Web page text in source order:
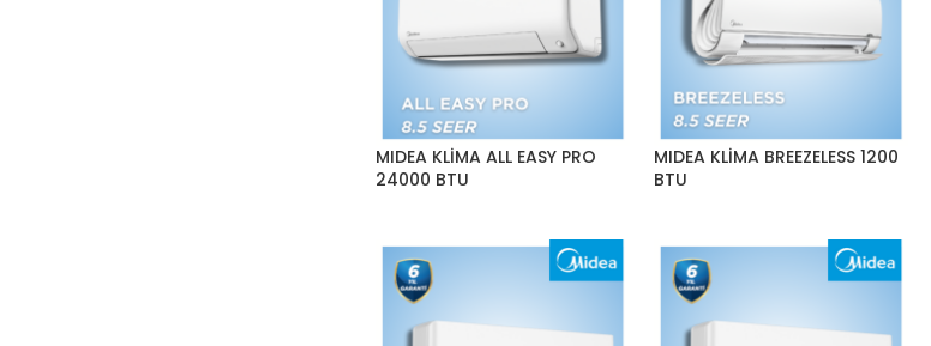
MIDEA KLİMA ALL EASY PRO
24000 BTU
MIDEA KLİMA BREEZELESS 1200
BTU